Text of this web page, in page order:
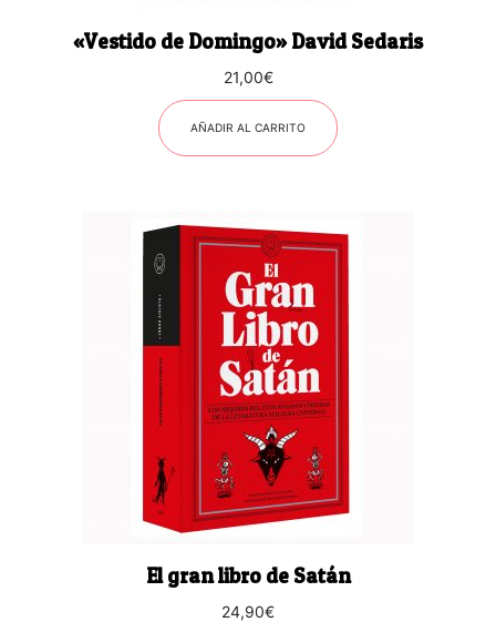
«Vestido de Domingo» David Sedaris
21,00€
AÑADIR AL CARRITO
El gran libro de Satán
24,90€